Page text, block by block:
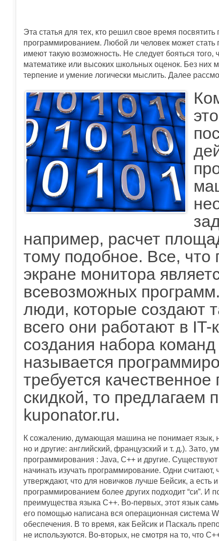
Эта статья для тех, кто решил свое время
программированием. Любой ли человек может
имеют такую возможность. Не следует бояться
математике или высоких школьных оценок. Без них
терпение и умение логически мыслить. Далее
например, расчет
тому подобное. Все, что
экране монитора
всевозможных
люди, которые создают
всего они работают в
создания набора
называется
требуется
скидкой, то предлагаем
kuponator.ru.
К сожалению, думающая машина не понимает язык,
но и другие: английский, французский и т. д.).
программирования : Java, C++ и другие.
начинать изучать программирование. Одни считают,
утверждают, что для новичков лучше Бейсик, а есть
программированием более других подходит “си”.
преимущества языка С++. Во-первых, этот язык
его помощью написана вся операционная система
обеспечения. В то время, как Бейсик и Паскаль
не используются. Во-вторых, не смотря на то, что